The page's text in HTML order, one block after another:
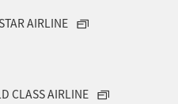
AIRLINE
CLASS AIRLINE